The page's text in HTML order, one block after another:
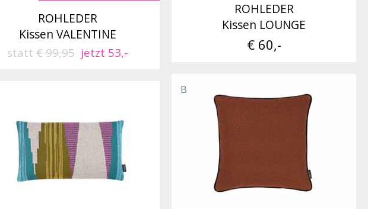
ROHLEDER
Kissen VALENTINE
statt€ 99,95 jetzt 53,-
ROHLEDER
Kissen LOUNGE
€ 60,-
B